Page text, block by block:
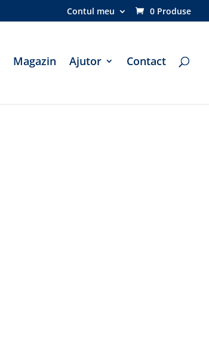
Contul meu 0 Produse
Magazin Ajutor Contact